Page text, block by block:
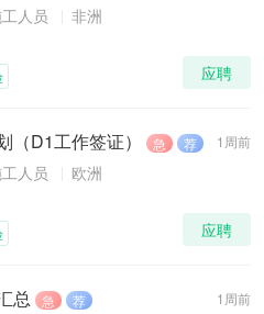
人员
非洲
应聘
1周前
D1工作签证） 急 荐
人员
欧洲
应聘
1周前
总 急 荐